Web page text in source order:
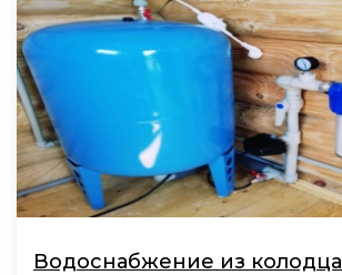
Водоснабжение из колодца